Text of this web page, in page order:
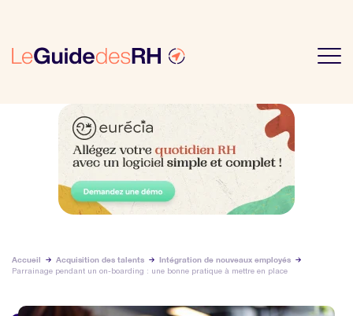
Accueil Acquisition des talents
Intégration de nouveaux employés
Parrainage pendant un on-boarding : une bonne pratique à mettre en place